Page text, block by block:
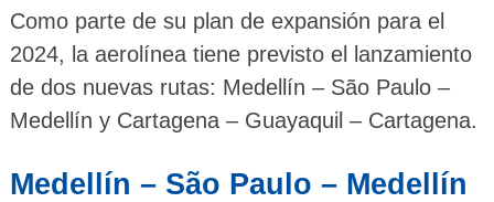
Como parte de su plan de expansión para el
2024, la aerolínea tiene previsto el lanzamiento
de dos nuevas rutas: Medellín – São Paulo –
Medellín y Cartagena – Guayaquil – Cartagena.
Medellín – São Paulo – Medellín